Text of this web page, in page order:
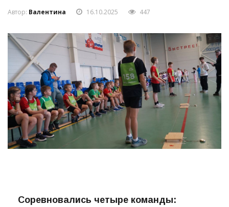
Автор: Валентина 16.10.2025 447
Соревновались четыре команды: